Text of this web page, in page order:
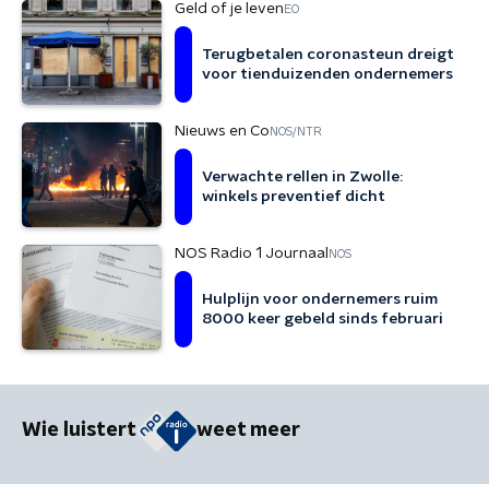
Geld of je leven EO
Terugbetalen coronasteun dreigt
voor tienduizenden ondernemers
Nieuws en Co NOS/NTR
Verwachte rellen in Zwolle:
winkels preventief dicht
NOS Radio 1 Journaal NOS
Hulplijn voor ondernemers ruim
8000 keer gebeld sinds februari
Wie luistert weet meer